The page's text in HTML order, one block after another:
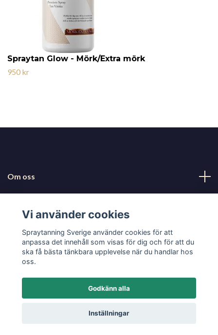
Spraytan Glow - Mörk/Extra mörk
950 kr
Om oss
Läs mer
Sociala medier
© 2026 Spraytanning Sverige
Vi använder cookies
Spraytanning Sverige använder cookies för att
anpassa det innehåll som visas för dig och för att du
ska få bästa tänkbara upplevelse när du handlar hos
oss.
Godkänn alla
Inställningar